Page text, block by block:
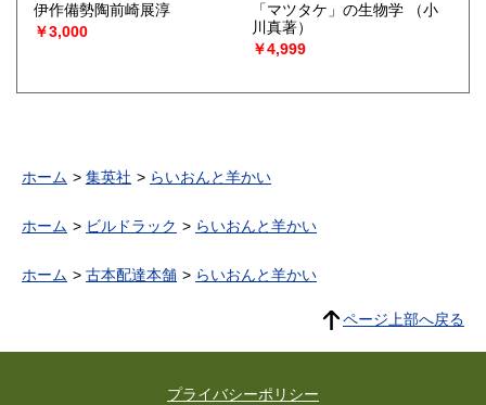
伊作備勢陶前崎展淳
￥3,000
「マツタケ」の生物学
（小
川真著）
￥4,999
ホーム 集英社 らいおんと羊かい
ホーム ビルドラック らいおんと羊かい
ホーム 古本配達本舗 らいおんと羊かい
ページ上部へ戻る
プライバシーポリシー